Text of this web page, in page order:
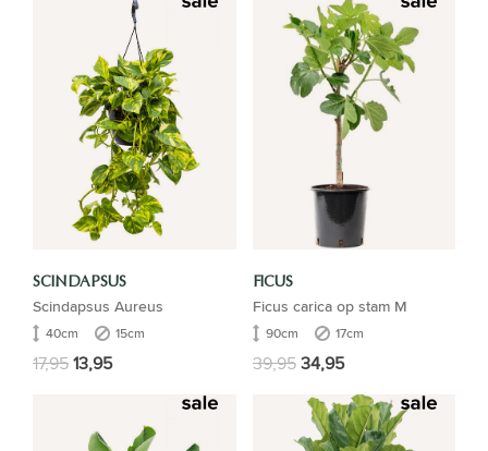
SCINDAPSUS
Scindapsus Aureus
40cm 15cm
17,9513,95
FICUS
Ficus carica op stam M
90cm 17cm
39,9534,95